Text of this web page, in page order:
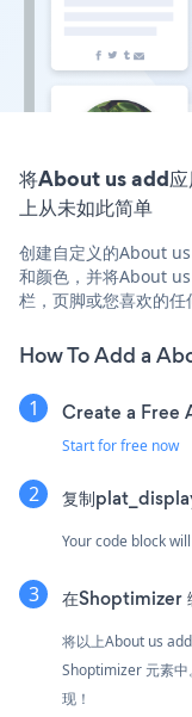
将About us add应
上从未如此简单
创建自定义的About
和颜色，并将About
栏，页脚或您喜欢的任
How To Add a
Create a Free
Start for free now
复制
Your code block
在Shoptimizer
将以上About us
Shoptimizer 元素中
现！